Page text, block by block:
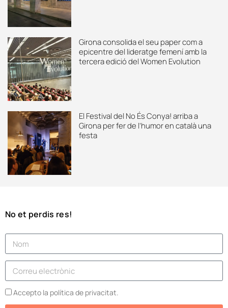
Girona consolida el seu paper com a
epicentre del lideratge femení amb la
tercera edició del Women Evolution
El Festival del No És Conya! arriba a
Girona per fer de l’humor en català una
festa
No et perdis res!
Accepto la política de privacitat.